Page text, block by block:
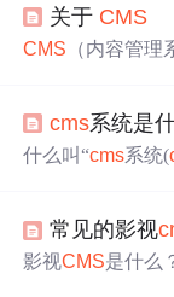
对象，将白色对
本轮gc清理中能
开销比较大，性
启用时，并发的
C线程会与所有
关于 CMS
CMS （内容管
Drupal（复杂）
类型。核心功能
cms系统是
什么叫“cms系统(
可以加快网站开
理系统的功能并
常见的影视
影视CMS